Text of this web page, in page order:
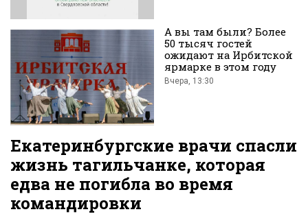
А вы там были? Более
50 тысяч гостей
ожидают на Ирбитской
ярмарке в этом году
Вчера, 13:30
Екатеринбургские врачи спасли
жизнь тагильчанке, которая
едва не погибла во время
командировки